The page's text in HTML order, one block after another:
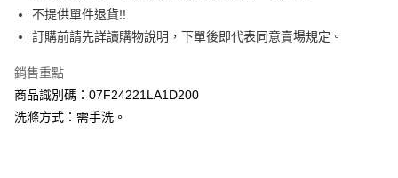
元大商業銀行
玉山商業銀行
星展（台灣）商業銀行
台灣樂天信用卡公司
悠遊付
大哥付你分期
相關說明
【大哥付你分期使用說明】
不提供單件退貨!!
訂購前請先詳讀購物說明，下單後即代表同意賣場規定。
銷售重點
商品識別碼：07F24221LA1D200
洗滌方式：需手洗。